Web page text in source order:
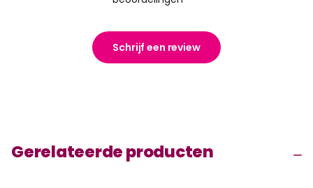
Schrijf een review
Gerelateerde producten